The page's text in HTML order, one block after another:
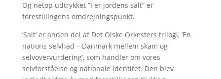
Og netop udtrykket ”I er jordens salt” er
forestillingens omdrejningspunkt.
’Salt’ er anden del af Det Olske Orkesters trilogi, ’En
nations selvhad – Danmark mellem skam og
selvovervurdering’, som handler om vores
selvforståelse og nationale identitet. Den blev